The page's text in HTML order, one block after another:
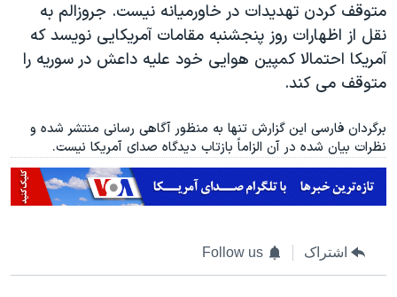
متوقف کردن تهدیدات در خاورمیانه نیست. جروزالم به
نقل از اظهارات روز پنجشنبه مقامات آمریکایی نویسد که
آمریکا احتمالا کمپین هوایی خود علیه داعش در سوریه را
متوقف می کند.
برگردان فارسی این گزارش تنها به منظور آگاهی رسانی منتشر شده و
نظرات بیان شده در آن الزاماً بازتاب دیدگاه صدای آمریکا نیست.
اشتراک Follow us